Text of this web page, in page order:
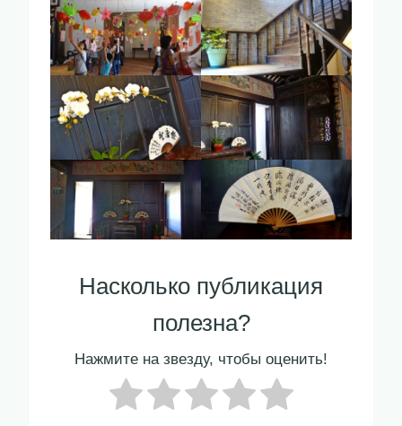
Насколько публикация
полезна?
Нажмите на звезду, чтобы оценить!